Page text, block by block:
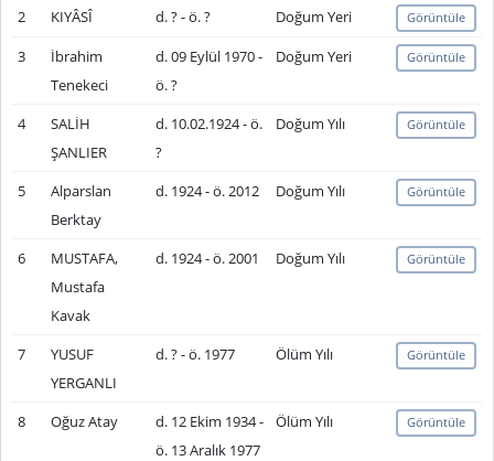
2 KIYÂSÎ d. ? - ö. ? Doğum Yeri Görüntüle
3
İbrahim
Tenekeci
d. 09 Eylül 1970 -
ö. ?
Doğum Yeri Görüntüle
4
SALİH
ŞANLIER
d. 10.02.1924 - ö.
?
Doğum Yılı Görüntüle
5
Alparslan
Berktay
d. 1924 - ö. 2012 Doğum Yılı Görüntüle
6
MUSTAFA,
Mustafa
Kavak
d. 1924 - ö. 2001 Doğum Yılı Görüntüle
7
YUSUF
YERGANLI
d. ? - ö. 1977 Ölüm Yılı Görüntüle
8 Oğuz Atay
d. 12 Ekim 1934 -
ö. 13 Aralık 1977
Ölüm Yılı Görüntüle